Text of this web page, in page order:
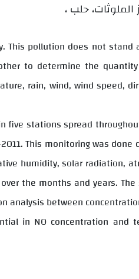
pollution does not
to determine the
rain, wind, wind speed,
five stations spread
This monitoring was
humidity, solar radiation,
the months and years.
analysis between
in NO concentration